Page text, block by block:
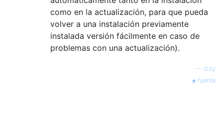
como en la actualización, para que pueda
volver a una instalación previamente
instalada versión fácilmente en caso de
problemas con una actualización).
— Izzy
fuente